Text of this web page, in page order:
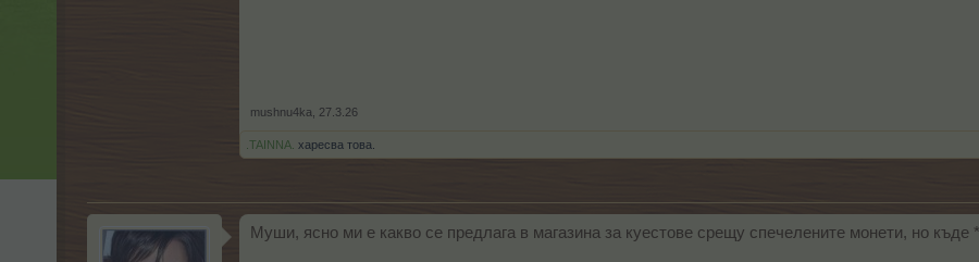
mushnu4ka 27.3.26
.TAINNA. харесва това.
Муши, ясно ми е какво се предлага в магазина за куестове срещу спечелените монети, но къде